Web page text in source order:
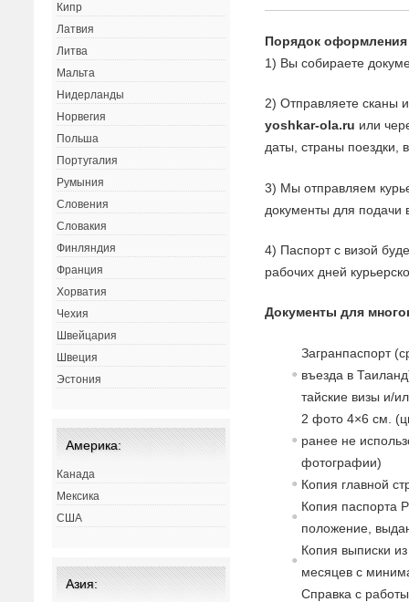
Порядок
1) Вы собираете
2) Отправляете сканы
yoshkar-ola.ru или
даты, страны поездки,
3) Мы отправляем
документы для подачи
4) Паспорт с визой
рабочих дней
Документы для
Загранпаспорт
въезда в
тайские визы и/
2 фото 4×6 см.
ранее не
фотографии)
Копия главной
Копия паспорта
положение,
Копия выписки
месяцев с
Справка с
Кипр
Латвия
Литва
Мальта
Нидерланды
Норвегия
Польша
Португалия
Румыния
Словения
Словакия
Финляндия
Франция
Хорватия
Чехия
Швейцария
Швеция
Эстония
Америка:
Канада
Мексика
США
Азия: